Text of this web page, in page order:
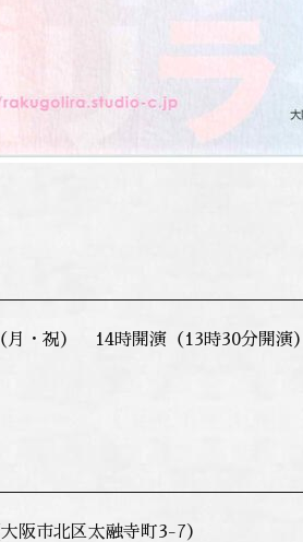
月・祝） 14時開演（13時30分開演）
阪市北区太融寺町3-7）